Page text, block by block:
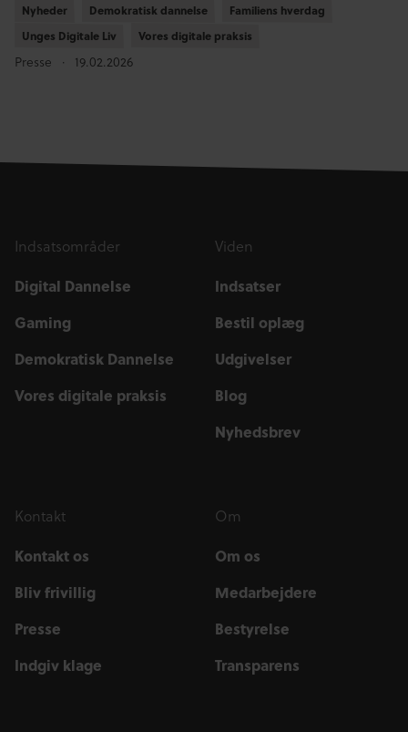
Nyheder
Nyheder Demokratisk dannelse
Demokratisk dannelse Familiens hverdag
Familiens hverdag
Unges Digitale Liv
Unges Digitale Liv Vores digitale praksis
Vores digitale praksis
Presse 19.02.2026
Indsatsområder
Digital Dannelse
Gaming
Demokratisk Dannelse
Vores digitale praksis
Viden
Indsatser
Bestil oplæg
Udgivelser
Blog
Nyhedsbrev
Kontakt
Kontakt os
Bliv frivillig
Presse
Indgiv klage
Om
Om os
Medarbejdere
Bestyrelse
Transparens